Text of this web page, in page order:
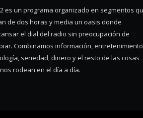
2 es un programa organizado en segmentos
de dos horas y media un oasis donde
el dial del radio sin preocupación de
Combinamos información,
seriedad, dinero y el resto de las cosas
rodean en el día a día.